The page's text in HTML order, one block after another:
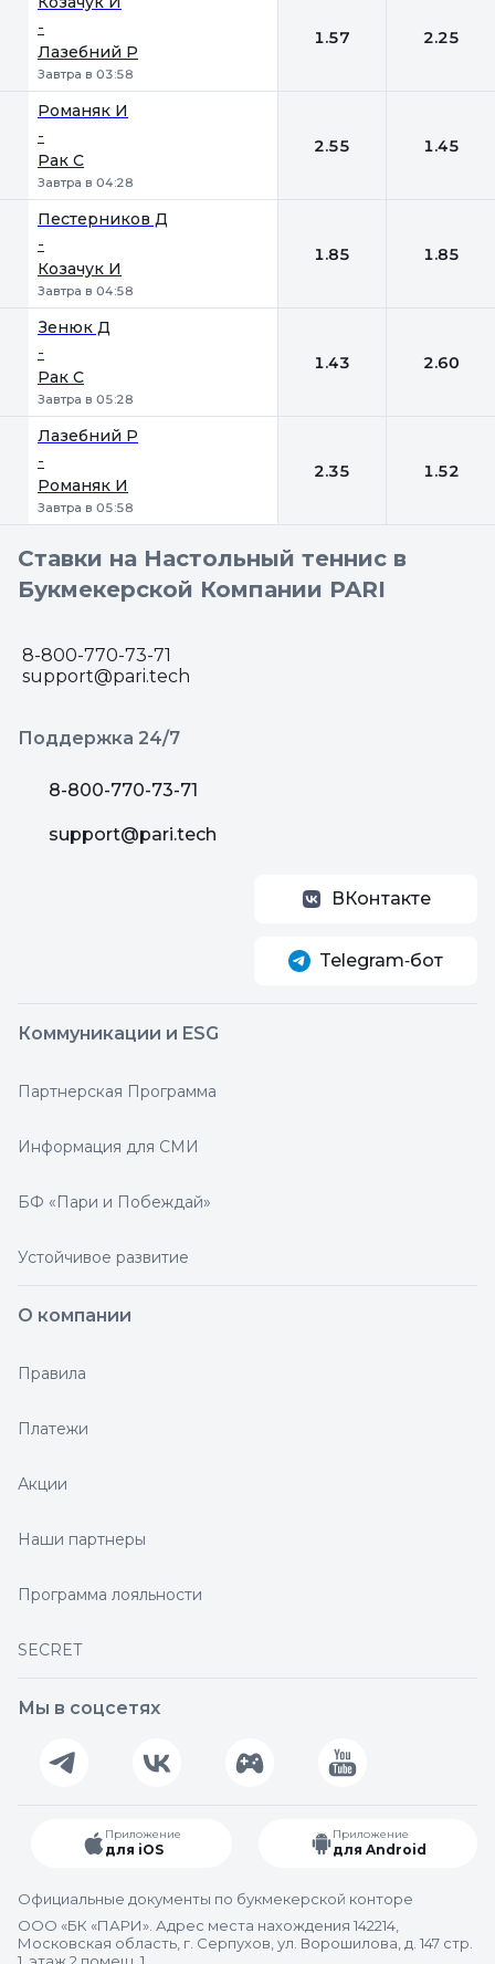
-
Лазебний Р
Завтра в 03:58
1.57 2.25
Романяк И
-
Рак С
Завтра в 04:28
2.55 1.45
Пестерников Д
-
Козачук И
Завтра в 04:58
1.85 1.85
Зенюк Д
-
Рак С
Завтра в 05:28
1.43 2.60
Лазебний Р
-
Романяк И
Завтра в 05:58
2.35 1.52
Ставки на Настольный теннис в
Букмекерской Компании PARI
8-800-770-73-71
support@pari.tech
Поддержка 24/7
8-800-770-73-71
support@pari.tech
ВКонтакте
Telegram‑бот
Коммуникации и ESG
Партнерская Программа
Информация для СМИ
БФ «Пари и Побеждай»
Устойчивое развитие
О компании
Правила
Платежи
Акции
Наши партнеры
Программа лояльности
SECRET
Мы в соцсетях
Приложение
для iOS
Приложение
для Android
Официальные документы по букмекерской конторе
ООО «БК «ПАРИ». Адрес места нахождения 142214,
Московская область, г. Серпухов, ул. Ворошилова, д. 147 стр.